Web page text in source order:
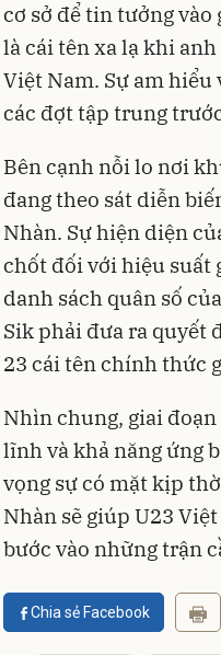
cơ sở để tin tưởng
là cái tên xa lạ khi
Việt Nam. Sự am hiểu
các đợt tập trung
Bên cạnh nỗi lo nơi
đang theo sát diễn
Nhàn. Sự hiện diện
chốt đối với hiệu suất
danh sách quân số
Sik phải đưa ra quyết
23 cái tên chính thức
Nhìn chung, giai
lĩnh và khả năng ứng
vọng sự có mặt kịp
Nhàn sẽ giúp U23
bước vào những trận
Chia sẻ Facebook